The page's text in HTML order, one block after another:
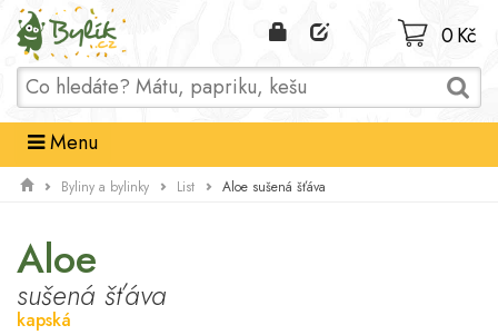
Domů
0 Kč
Menu
Byliny a bylinky List Aloe sušená šťáva
Aloe
sušená šťáva
kapská